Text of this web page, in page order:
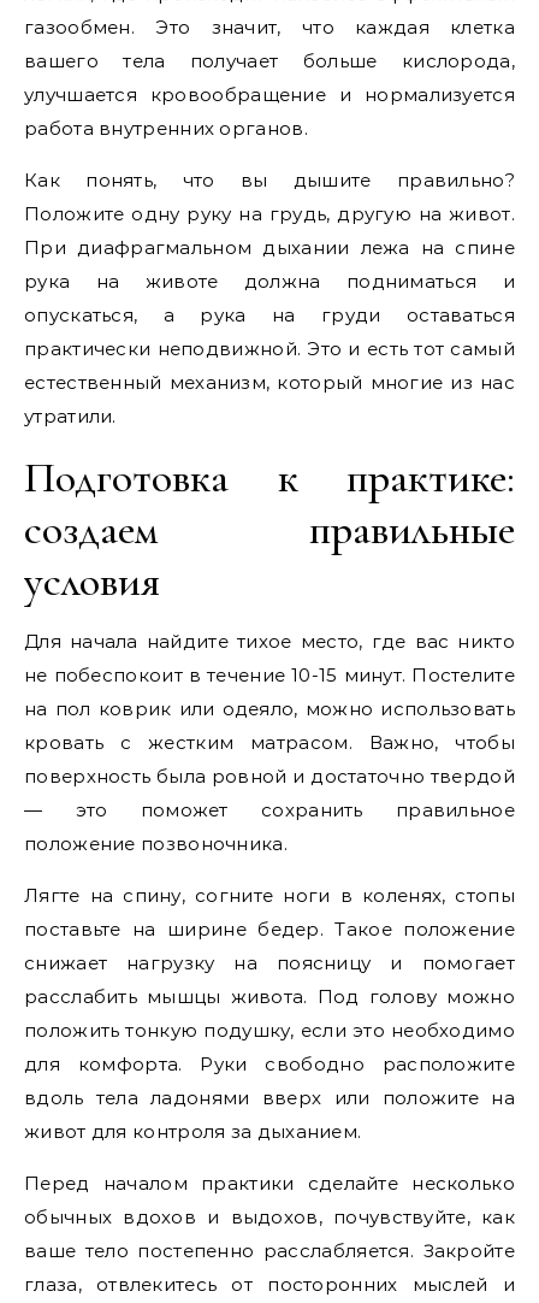
газообмен. Это значит, что каждая клетка
вашего тела получает больше кислорода,
улучшается кровообращение и нормализуется
работа внутренних органов.
Как понять, что вы дышите правильно?
Положите одну руку на грудь, другую на живот.
При диафрагмальном дыхании лежа на спине
рука на животе должна подниматься и
опускаться, а рука на груди оставаться
практически неподвижной. Это и есть тот самый
естественный механизм, который многие из нас
утратили.
Подготовка к практике:
создаем правильные
условия
Для начала найдите тихое место, где вас никто
не побеспокоит в течение 10-15 минут. Постелите
на пол коврик или одеяло, можно использовать
кровать с жестким матрасом. Важно, чтобы
поверхность была ровной и достаточно твердой
— это поможет сохранить правильное
положение позвоночника.
Лягте на спину, согните ноги в коленях, стопы
поставьте на ширине бедер. Такое положение
снижает нагрузку на поясницу и помогает
расслабить мышцы живота. Под голову можно
положить тонкую подушку, если это необходимо
для комфорта. Руки свободно расположите
вдоль тела ладонями вверх или положите на
живот для контроля за дыханием.
Перед началом практики сделайте несколько
обычных вдохов и выдохов, почувствуйте, как
ваше тело постепенно расслабляется. Закройте
глаза, отвлекитесь от посторонних мыслей и